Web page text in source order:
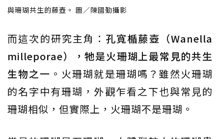
與珊瑚共生的藤壺。 圖／陳國勤攝影
而這次的研究主角： 孔寬楯藤壺（Wanella
milleporae），牠是火珊瑚上最常見的共生
生物之一 。火珊瑚就是珊瑚嗎？雖然火珊瑚
的名字中有珊瑚，外觀乍看之下也與常見的
珊瑚相似，但實際上，火珊瑚不是珊瑚。